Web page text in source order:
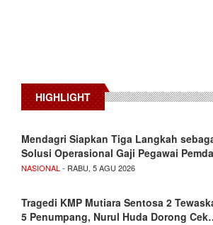
HIGHLIGHT
Mendagri Siapkan Tiga Langkah
Solusi Operasional Gaji Pegawai Pemda
NASIONAL - RABU, 5 AGU 2026
Tragedi KMP Mutiara Sentosa 2
5 Penumpang, Nurul Huda Dorong